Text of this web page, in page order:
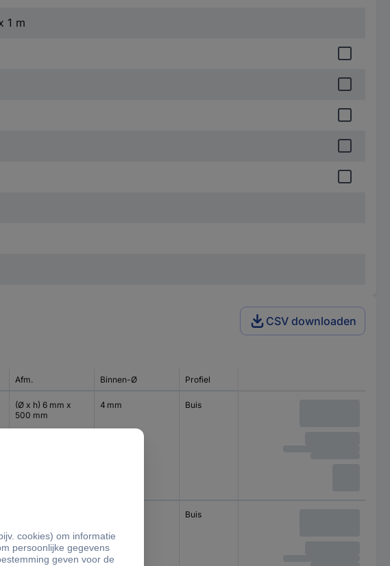
1 m
CSV downloaden
Afm. Binnen-Ø Profiel
(Ø x h) 6 mm x
500 mm
4 mm Buis
Buis